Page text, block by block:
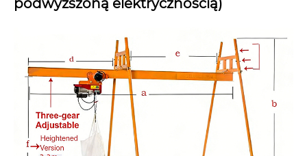
podwyższoną elektrycznością)